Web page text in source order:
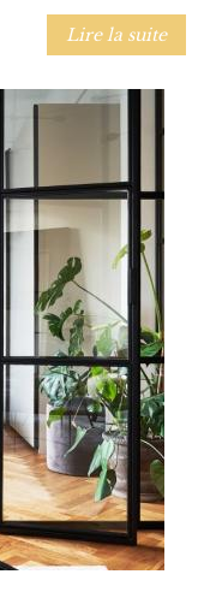
Lire la suite